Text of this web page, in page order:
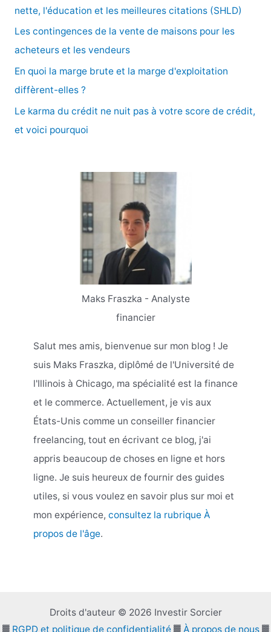
nette, l'éducation et les meilleures citations (SHLD)
Les contingences de la vente de maisons pour les
acheteurs et les vendeurs
En quoi la marge brute et la marge d'exploitation
diffèrent-elles ?
Le karma du crédit ne nuit pas à votre score de crédit,
et voici pourquoi
Maks Fraszka - Analyste
financier
Salut mes amis, bienvenue sur mon blog ! Je
suis Maks Fraszka, diplômé de l'Université de
l'Illinois à Chicago, ma spécialité est la finance
et le commerce. Actuellement, je vis aux
États-Unis comme un conseiller financier
freelancing, tout en écrivant ce blog, j'ai
appris beaucoup de choses en ligne et hors
ligne. Je suis heureux de fournir des guides
utiles, si vous voulez en savoir plus sur moi et
mon expérience, consultez la rubrique À
propos de l'âge.
Droits d'auteur © 2026 Investir Sorcier
▓ RGPD et politique de confidentialité▓ À propos de nous▓